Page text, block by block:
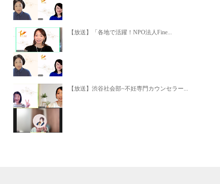
【放送】「各地で活躍！NPO法人Fine...
【放送】渋谷社会部~不妊専門カウンセラー...